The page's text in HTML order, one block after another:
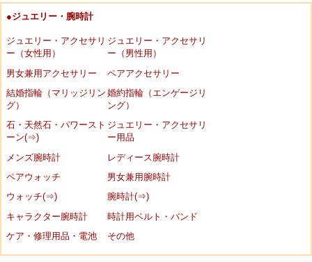
●ジュエリー・腕時計
ジュエリー・アクセサリ
ー（女性用）
ジュエリー・アクセサリ
ー（男性用）
男女兼用アクセサリー
ペアアクセサリー
結婚指輪（マリッジリン
グ）
婚約指輪（エンゲージリ
ング）
石・天然石・パワースト
ーン(⇒)
ジュエリー・アクセサリ
ー用品
メンズ腕時計
レディース腕時計
ペアウォッチ
男女兼用腕時計
ウォッチ(⇒)
腕時計(⇒)
キャラクター腕時計
時計用ベルト・バンド
ケア・修理用品・電池
その他